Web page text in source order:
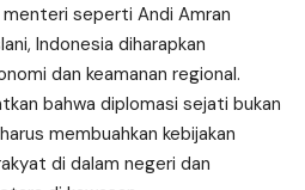
seperti Andi Amran
Indonesia diharapkan
dan keamanan regional.
bahwa diplomasi sejati bukan
membuahkan kebijakan
di dalam negeri dan